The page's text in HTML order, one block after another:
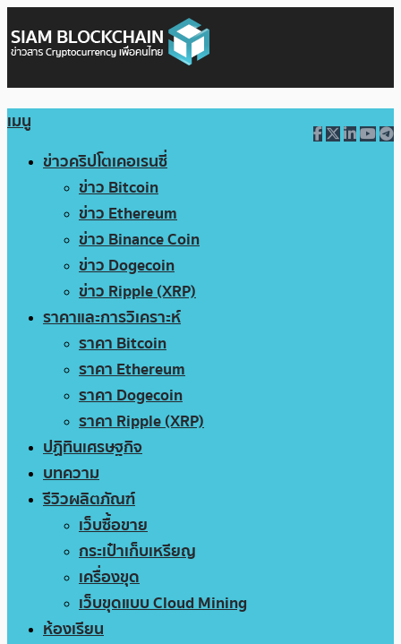
เมนู
ข่าวคริปโตเคอเรนซี่
ข่าว Bitcoin
ข่าว Ethereum
ข่าว Binance Coin
ข่าว Dogecoin
ข่าว Ripple (XRP)
ราคาและการวิเคราะห์
ราคา Bitcoin
ราคา Ethereum
ราคา Dogecoin
ราคา Ripple (XRP)
ปฏิทินเศรษฐกิจ
บทความ
รีวิวผลิตภัณฑ์
เว็บซื้อขาย
กระเป๋าเก็บเหรียญ
เครื่องขุด
เว็บขุดแบบ Cloud Mining
ห้องเรียน